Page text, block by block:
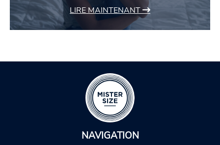
LIRE MAINTENANT
NAVIGATION